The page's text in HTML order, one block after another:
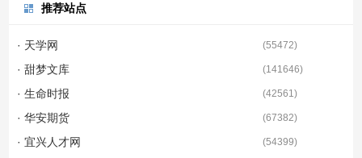
推荐站点
· 天学网 (55472)
· 甜梦文库 (141646)
· 生命时报 (42561)
· 华安期货 (67382)
· 宜兴人才网 (54399)